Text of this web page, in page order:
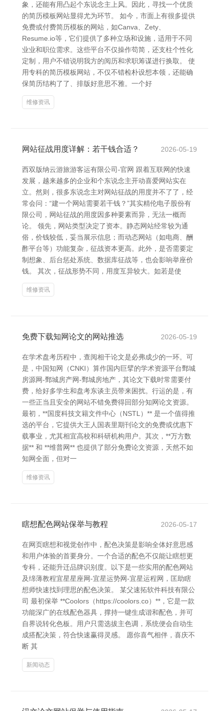
象，还能有用凸起个东说念主上风。因此，寻找一个优质
的简历模板网站显得尤为环节。 如今，市面上有很多提供
免费或付费简历模板的网站，如Canva、Zety、
Resume.io等，它们提供了多种立场和设施，适用于不同
业业和职位需求。这些平台不仅操作苟简，还支柱个性化
定制，用户不错说明我方的阅历和求职筹谋进行换取。 使
用专科的简历模板网站，不仅不错检朴设想本领，还能确
保简历结构了了、排版好意思不雅。一个好
维修资讯
网站征战用度详解：若干钱合适？ 2026-05-19
西双版纳云游旅游客运有限公司-官网 跟着互联网的快速
发展，越来越多的企业和个东说念主开动喜爱网站实在
立。然则，很多东说念主对网站征战的用度并不了了，经
常会问：“建一个网站需要若干钱？”其实精伦电子股份有
限公司，网站征战的用度因多种要素而异，无法一概而
论。 领先，网站类型决定了资本。静态网站经常较为通
俗，价钱较低，妥当展示信息；而动态网站（如电商、酬
酢平台等）功能复杂，征战资本更高。此外，是否需要定
制想象、后台惩处系统、数据库征战等，也会影响举座价
钱。 其次，征战形势不同，用度互异较大。如若是使
维修资讯
免费下载知网论文的网站推选 2026-05-19
在学术盘考历程中，查阅相干论文是必弗成少的一环。可
是，中国知网（CNKI）算作国内巨擘的学术资源平台鄄城
房源网-鄄城房产网-鄄城房地产，其论文下载时常需要付
费，给好多学生和盘考东谈主员带来困扰。行运的是，有
一些正当且安全的网站不错免费得回部分知网论文资源。
最初，**国度科技文籍文件中心（NSTL）** 是一个值得推
选的平台，它提供大王人国表里期刊论文的免费或优惠下
载事业，尤其相宜高校和科研机构用户。其次，**万方数
据** 和 **维普网** 也提供了部分免费论文资源，天然不如
知网全面，但对一
维修资讯
瞎想配色网站保举与教程 2026-05-17
在网页瞎想和视觉创作中，配色决策是影响全体好意思感
和用户体验的首要身分。一个合适的配色不仅能让瞎想更
专科，还能升迁品牌识别度。以下是一些实用的配色网站
及绵薄教程宜星星座网-宜星运势网-宜星运程网，匡助瞎
想师快速找到理思的配色决策。 某父速拓软件科技有限公
司 最初保举 **Coolors（https://coolors.co）**，它是一款
功能深广的在线配色器具，撑持一键生成谐和配色，并可
自界说转化色板。用户只需选拔主色调，系统便会自动生
成搭配决策，符合快速赢得灵感。 愿你喜气相伴，喜庆不
断 其
新闻动态